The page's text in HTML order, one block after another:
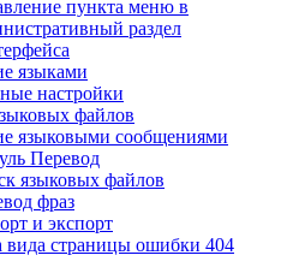
пункта меню в
раздел
языками
настройки
файлов
языковыми сообщениями
Перевод
языковых файлов
фраз
и экспорт
вида страницы ошибки 404